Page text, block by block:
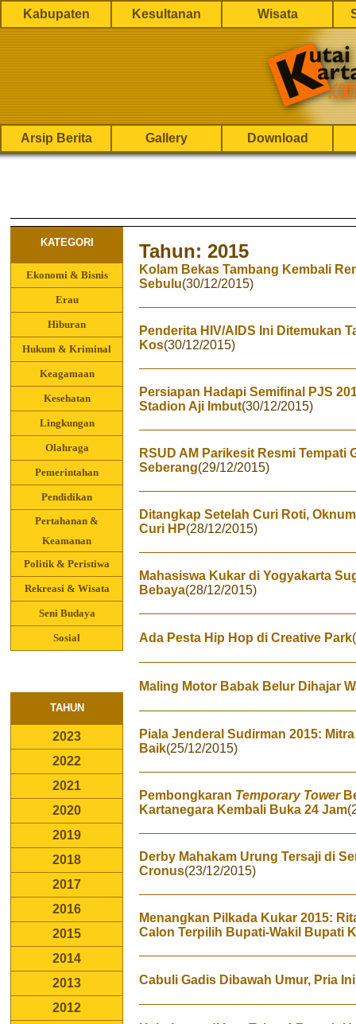
Kabupaten Kesultanan Wisata
Arsip Berita Gallery Download
KATEGORI Tahun: 2015
Ekonomi & Bisnis
Erau
Hiburan
Hukum & Kriminal
Keagamaan
Kesehatan
Lingkungan
Olahraga
Pemerintahan
Pendidikan
Pertahanan &
Keamanan
Politik & Peristiwa
Rekreasi & Wisata
Seni Budaya
Sosial
TAHUN
2023
2022
2021
2020
2019
2018
2017
2016
2015
2014
2013
2012
Kolam Bekas Tambang Kembali
Sebulu(30/12/2015)
Penderita HIV/AIDS Ini Ditemukan
Kos(30/12/2015)
Persiapan Hadapi Semifinal PJS
Stadion Aji Imbut(30/12/2015)
RSUD AM Parikesit Resmi
Seberang(29/12/2015)
Ditangkap Setelah Curi Roti,
Curi HP(28/12/2015)
Mahasiswa Kukar di Yogyakarta
Bebaya(28/12/2015)
Ada Pesta Hip Hop di Creative Park
Maling Motor Babak Belur Dihajar
Piala Jenderal Sudirman 2015:
Baik(25/12/2015)
Pembongkaran Temporary Tower
Kartanegara Kembali Buka 24 Jam
Derby Mahakam Urung Tersaji di
Cronus(23/12/2015)
Menangkan Pilkada Kukar 2015:
Calon Terpilih Bupati-Wakil Bupati
Cabuli Gadis Dibawah Umur, Pria